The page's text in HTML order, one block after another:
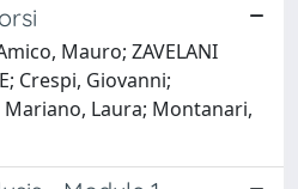
Mauro; ZAVELANI
Crespi, Giovanni;
Laura; Montanari,